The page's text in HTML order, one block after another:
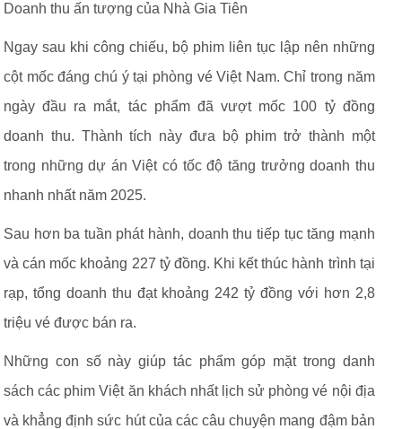
Doanh thu ấn tượng của Nhà Gia Tiên
Ngay sau khi công chiếu, bộ phim liên tục lập nên những
cột mốc đáng chú ý tại phòng vé Việt Nam. Chỉ trong năm
ngày đầu ra mắt, tác phẩm đã vượt mốc 100 tỷ đồng
doanh thu. Thành tích này đưa bộ phim trở thành một
trong những dự án Việt có tốc độ tăng trưởng doanh thu
nhanh nhất năm 2025.
Sau hơn ba tuần phát hành, doanh thu tiếp tục tăng mạnh
và cán mốc khoảng 227 tỷ đồng. Khi kết thúc hành trình tại
rạp, tổng doanh thu đạt khoảng 242 tỷ đồng với hơn 2,8
triệu vé được bán ra.
Những con số này giúp tác phẩm góp mặt trong danh
sách các phim Việt ăn khách nhất lịch sử phòng vé nội địa
và khẳng định sức hút của các câu chuyện mang đậm bản